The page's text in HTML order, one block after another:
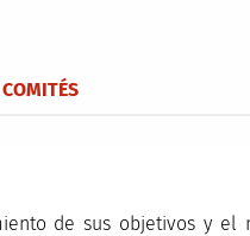
COMITÉS
de sus objetivos y